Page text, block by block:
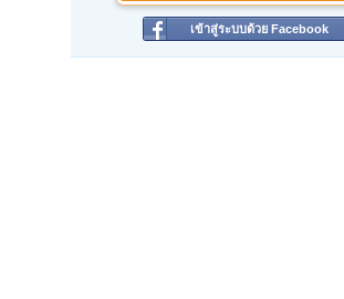
เข้าสู่ระบบด้วย Facebook